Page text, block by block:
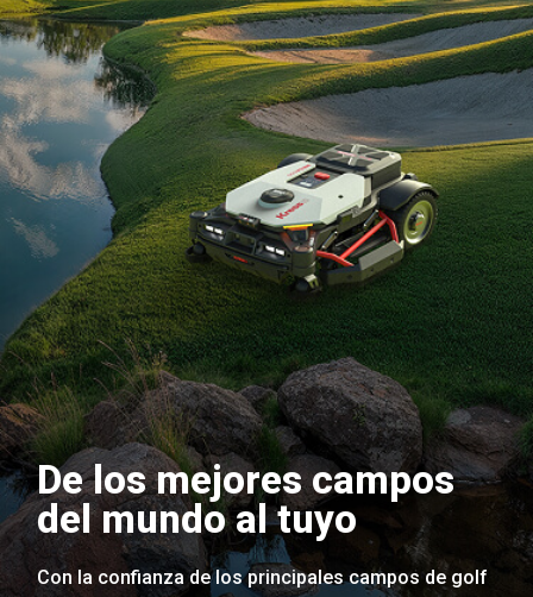
De los mejores campos
del mundo al tuyo
Con la confianza de los principales campos de golf